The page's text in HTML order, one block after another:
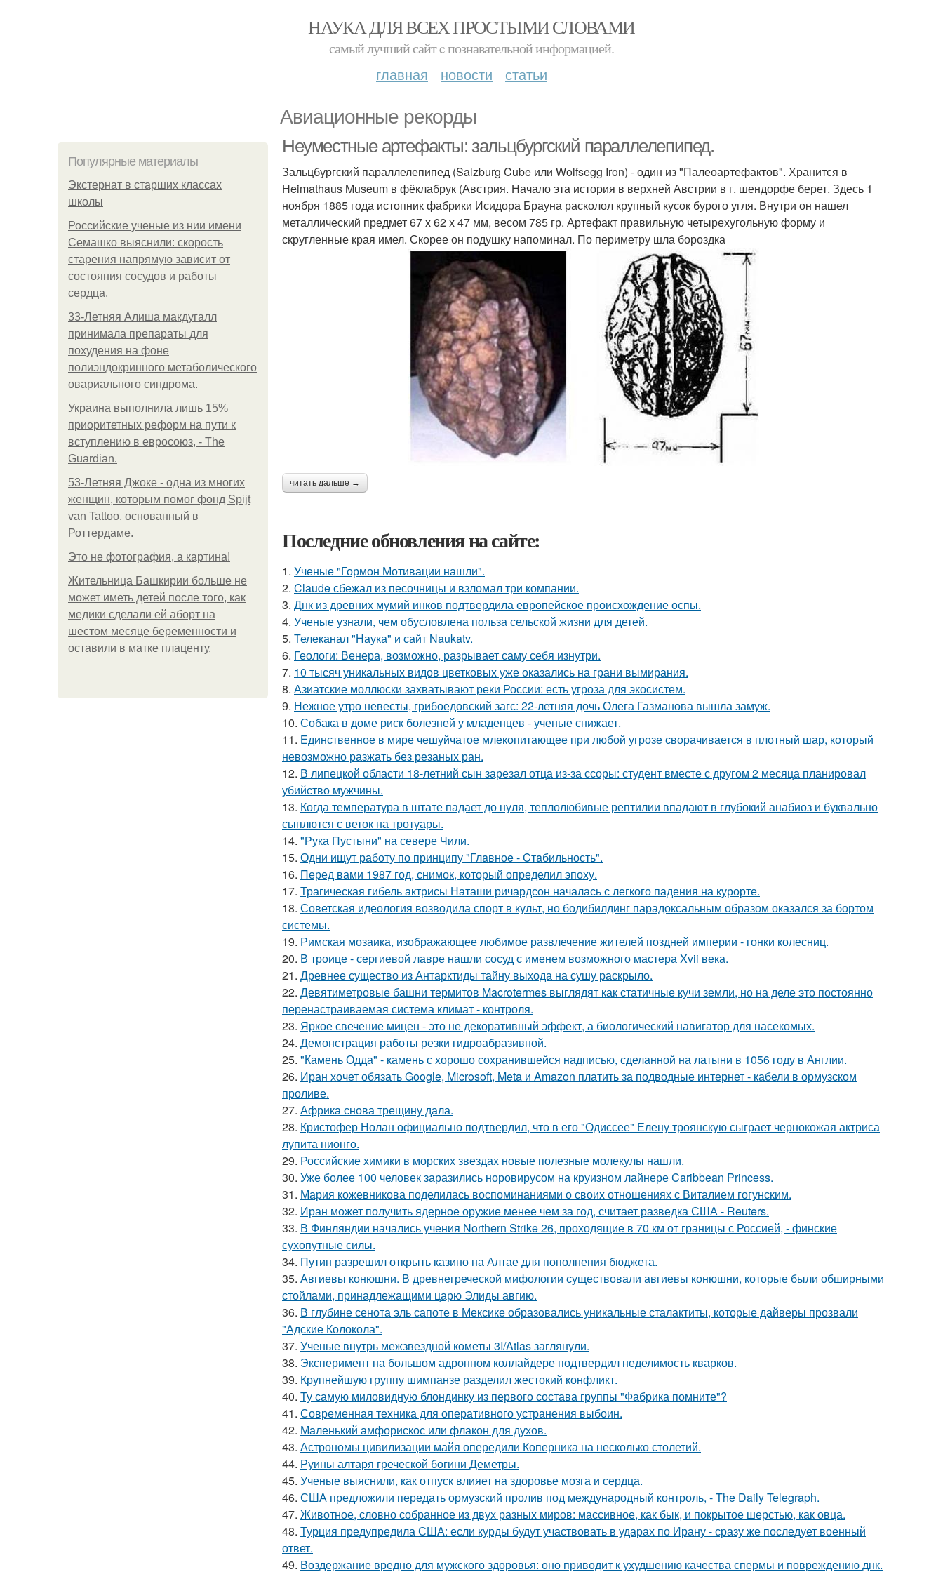
НАУКА ДЛЯ ВСЕХ ПРОСТЫМИ СЛОВАМИ
самый лучший сайт c познавательной информацией.
главная новости статьи
Авиационные рекорды
Популярные материалы
Экстернат в старших классах
школы
Российские ученые из нии имени
Семашко выяснили: скорость
старения напрямую зависит от
состояния сосудов и работы
сердца.
33-Летняя Алиша макдугалл
принимала препараты для
похудения на фоне
полиэндокринного метаболического
овариального синдрома.
Украина выполнила лишь 15%
приоритетных реформ на пути к
вступлению в евросоюз, - The
Guardian.
53-Летняя Джоке - одна из многих
женщин, которым помог фонд Spijt
van Tattoo, основанный в
Роттердаме.
Это не фотография, а картина!
Жительница Башкирии больше не
может иметь детей после того, как
медики сделали ей аборт на
шестом месяце беременности и
оставили в матке плаценту.
Неуместные артефакты: зальцбургский параллелепипед.
Зальцбургский параллелепипед (Salzburg Cube или Wolfsegg Iron) - один из "Палеоартефактов". Хранится в
Heimathaus Museum в фёклабрук (Австрия. Начало эта история в верхней Австрии в г. шендорфе берет. Здесь 1
ноября 1885 года истопник фабрики Исидора Брауна расколол крупный кусок бурого угля. Внутри он нашел
металлический предмет 67 х 62 х 47 мм, весом 785 гр. Артефакт правильную четырехугольную форму и
скругленные края имел. Скорее он подушку напоминал. По периметру шла бороздка
читать дальше →
Последние обновления на сайте:
1. Ученые "Гормон Мотивации нашли".
2. Claude сбежал из песочницы и взломал три компании.
3. Днк из древних мумий инков подтвердила европейское происхождение оспы.
4. Ученые узнали, чем обусловлена польза сельской жизни для детей.
5. Телеканал "Наука" и сайт Naukatv.
6. Геологи: Венера, возможно, разрывает саму себя изнутри.
7. 10 тысяч уникальных видов цветковых уже оказались на грани вымирания.
8. Азиатские моллюски захватывают реки России: есть угроза для экосистем.
9. Нежное утро невесты, грибоедовский загс: 22-летняя дочь Олега Газманова вышла замуж.
10. Собака в доме риск болезней у младенцев - ученые снижает.
11. Единственное в мире чешуйчатое млекопитающее при любой угрозе сворачивается в плотный шар, который
невозможно разжать без резаных ран.
12. В липецкой области 18-летний сын зарезал отца из-за ссоры: студент вместе с другом 2 месяца планировал
убийство мужчины.
13. Когда температура в штате падает до нуля, теплолюбивые рептилии впадают в глубокий анабиоз и буквально
сыплются с веток на тротуары.
14. "Рука Пустыни" на севере Чили.
15. Одни ищут работу по принципу "Глaвноe - Cтaбильность".
16. Перед вами 1987 год, снимок, который определил эпоху.
17. Трагическая гибель актрисы Наташи ричардсон началась с легкого падения на курорте.
18. Советская идеология возводила спорт в культ, но бодибилдинг парадоксальным образом оказался за бортом
системы.
19. Римская мозаика, изображающее любимое развлечение жителей поздней империи - гонки колесниц.
20. В троице - сергиевой лавре нашли сосуд с именем возможного мастера Xvii века.
21. Древнее существо из Антарктиды тайну выхода на сушу раскрыло.
22. Девятиметровые башни термитов Macrotermes выглядят как статичные кучи земли, но на деле это постоянно
перенастраиваемая система климат - контроля.
23. Яркое свечение мицен - это не декоративный эффект, а биологический навигатор для насекомых.
24. Демонстрация работы резки гидроабразивной.
25. "Камень Одда" - камень с хорошо сохранившейся надписью, сделанной на латыни в 1056 году в Англии.
26. Иран хочет обязать Google, Microsoft, Meta и Amazon платить за подводные интернет - кабели в ормузском
проливе.
27. Африка снова трещину дала.
28. Кристофер Нолан официально подтвердил, что в его "Одиссее" Елену троянскую сыграет чернокожая актриса
лупита нионго.
29. Российские химики в морских звездах новые полезные молекулы нашли.
30. Уже более 100 человек заразились норовирусом на круизном лайнере Caribbean Princess.
31. Мария кожевникова поделилась воспоминаниями о своих отношениях с Виталием гогунским.
32. Иран может получить ядерное оружие менее чем за год, считает разведка США - Reuters.
33. В Финляндии начались учения Northern Strike 26, проходящие в 70 км от границы с Россией, - финские
сухопутные силы.
34. Путин разрешил открыть казино на Алтае для пополнения бюджета.
35. Авгиевы конюшни. В древнегреческой мифологии существовали авгиевы конюшни, которые были обширными
стойлами, принадлежащими царю Элиды авгию.
36. В глубине сенота эль сапоте в Мексике образовались уникальные сталактиты, которые дайверы прозвали
"Адские Колокола".
37. Ученые внутрь межзвездной кометы 3I/Atlas заглянули.
38. Эксперимент на большом адронном коллайдере подтвердил неделимость кварков.
39. Крупнейшую группу шимпанзе разделил жестокий конфликт.
40. Ту самую миловидную блондинку из первого состава группы "Фабрика помните"?
41. Современная техника для оперативного устранения выбоин.
42. Маленький амфорискос или флакон для духов.
43. Астрономы цивилизации майя опередили Коперника на несколько столетий.
44. Руины алтаря греческой богини Деметры.
45. Ученые выяснили, как отпуск влияет на здоровье мозга и сердца.
46. США предложили передать ормузский пролив под международный контроль, - The Daily Telegraph.
47. Животное, словно собранное из двух разных миров: массивное, как бык, и покрытое шерстью, как овца.
48. Турция предупредила США: если курды будут участвовать в ударах по Ирану - сразу же последует военный
ответ.
49. Воздержание вредно для мужского здоровья: оно приводит к ухудшению качества спермы и повреждению днк.